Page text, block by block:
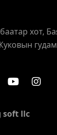
хот,
soft llc